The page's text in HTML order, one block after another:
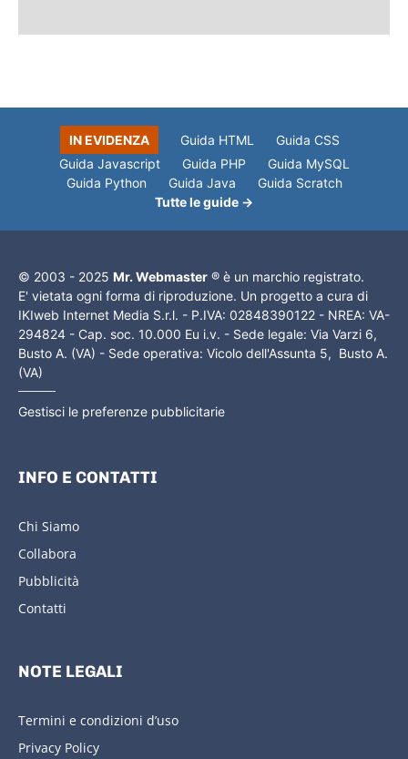
IN EVIDENZA Guida HTML
Guida CSS
Guida Javascript
Guida PHP
Guida MySQL
Guida Python
Guida Java
Guida Scratch
Tutte le guide →
© 2003 - 2025 Mr. Webmaster ® è un marchio registrato.
E' vietata ogni forma di riproduzione. Un progetto a cura di
IKIweb Internet Media S.r.l. - P.IVA: 02848390122 - NREA: VA-
294824 - Cap. soc. 10.000 Eu i.v. - Sede legale: Via Varzi 6,
Busto A. (VA) - Sede operativa: Vicolo dell'Assunta 5, Busto A.
(VA)
Gestisci le preferenze pubblicitarie
INFO E CONTATTI
Chi Siamo
Collabora
Pubblicità
Contatti
NOTE LEGALI
Termini e condizioni d’uso
Privacy Policy